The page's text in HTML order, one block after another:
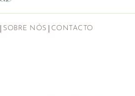
SOBRE NÓS CONTACTO